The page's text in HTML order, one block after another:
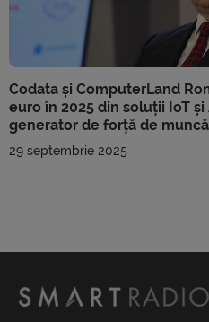
Codata și ComputerLand
euro în 2025 din soluții IoT și
generator de forță de
29 septembrie 2025